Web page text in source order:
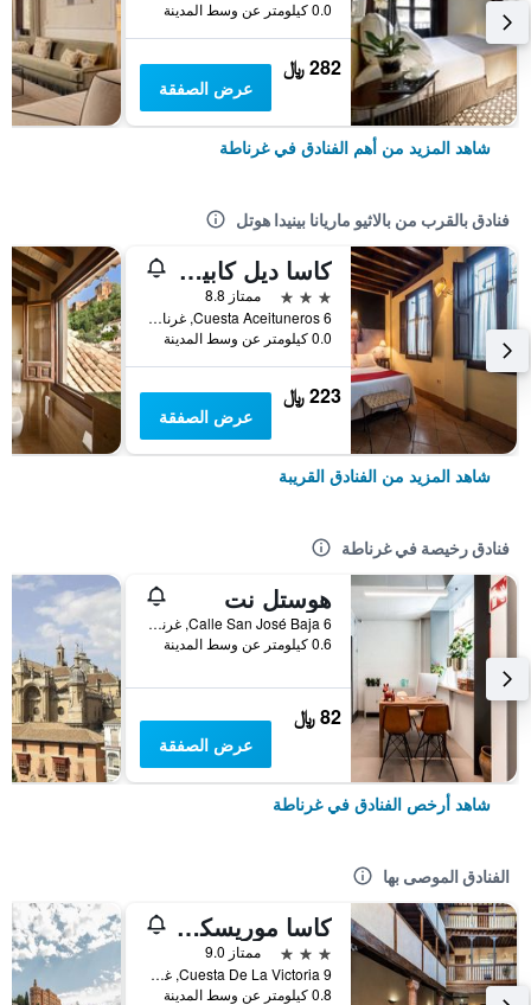
0.0 كيلومتر عن وسط المدينة
282 ﷼
عرض الصفقة
شاهد المزيد من أهم الفنادق في غرناطة
فنادق بالقرب من بالاثيو ماريانا بينيدا هوتل
كاسا ديل كابيتيل ناثاري هوتل
3 نجوم
ممتاز 8.8
Cuesta Aceituneros 6, غرناطة, منطقة أندلوسيا, أسبانيا
0.0 كيلومتر عن وسط المدينة
223 ﷼
عرض الصفقة
شاهد المزيد من الفنادق القريبة
فنادق رخيصة في غرناطة
هوستل نت
Calle San José Baja 6, غرناطة, منطقة أندلوسيا, أسبانيا
0.6 كيلومتر عن وسط المدينة
82 ﷼
عرض الصفقة
شاهد أرخص الفنادق في غرناطة
الفنادق الموصى بها
كاسا موريسكا هوتل بوتيك
3 نجوم
ممتاز 9.0
Cuesta De La Victoria 9, غرناطة, منطقة أندلوسيا, أسبانيا
0.8 كيلومتر عن وسط المدينة